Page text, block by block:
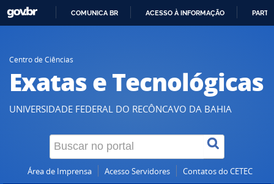
COMUNICA BR ACESSO À INFORMAÇÃO
Centro de Ciências
Exatas e Tecnológicas
UNIVERSIDADE FEDERAL DO RECÔNCAVO DA BAHIA
Área de Imprensa Acesso Servidores Contatos do CETEC